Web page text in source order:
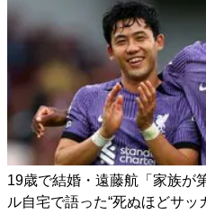
19歳で結婚・遠藤航「家族が
ル自宅で語った“死ぬほどサッ